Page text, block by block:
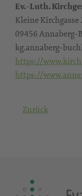
Ev.-Luth.
Kleine Kirchgasse
09456 Annaberg-
kg.annaberg-
https://
https://
Zurück